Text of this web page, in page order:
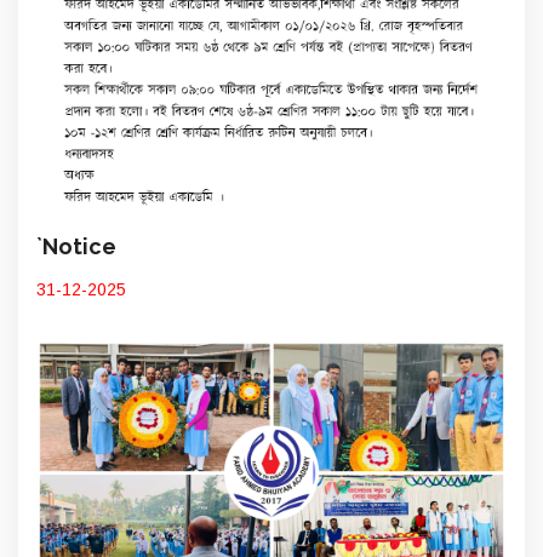
`Notice
31-12-2025